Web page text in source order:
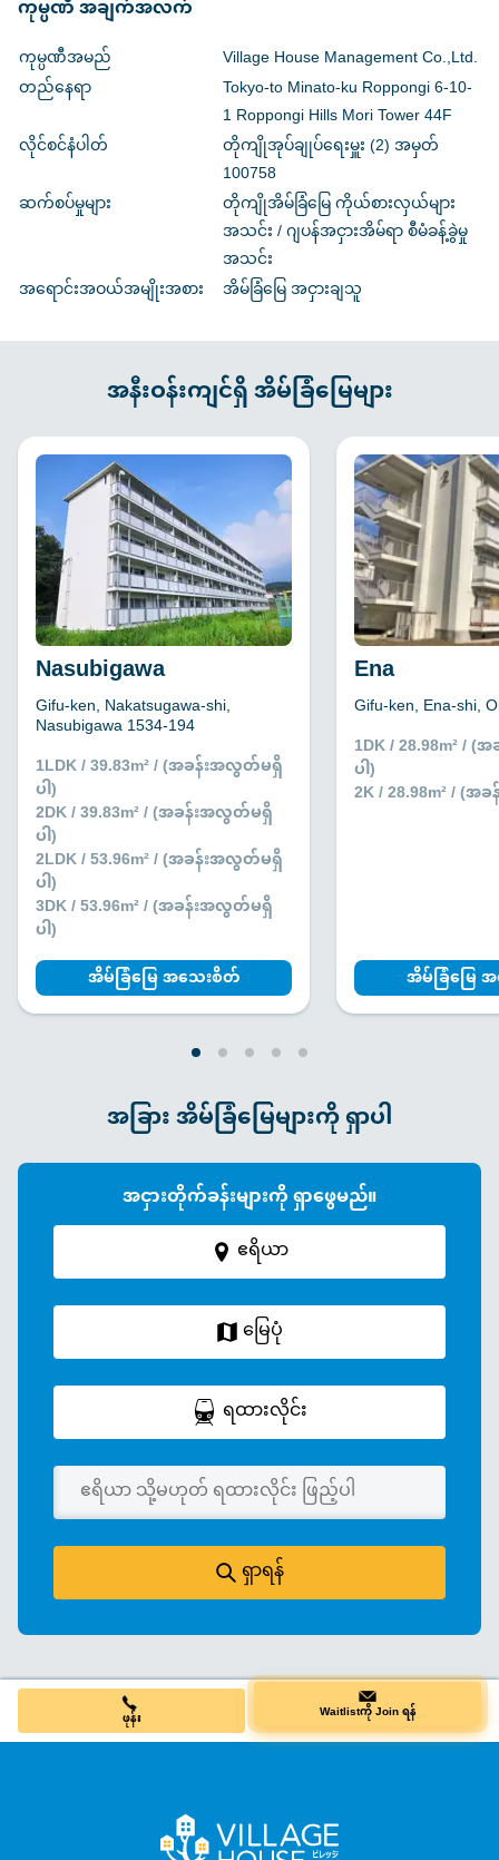
ကုမ္ပဏီ အချက်အလက်
ကုမ္ပဏီအမည်
Village House Management Co.,Ltd.
တည်နေရာ
Tokyo-to Minato-ku Roppongi 6-10-
1 Roppongi Hills Mori Tower 44F
လိုင်စင်နံပါတ်
တိုကျိုအုပ်ချုပ်ရေးမှူး (2) အမှတ်
100758
ဆက်စပ်မှုများ
တိုကျိုအိမ်ခြံမြေ ကိုယ်စားလှယ်များ
အသင်း / ဂျပန်အငှားအိမ်ရာ စီမံခန့်ခွဲမှု
အသင်း
အရောင်းအဝယ်အမျိုးအစား
အိမ်ခြံမြေ အငှားချသူ
အနီးဝန်းကျင်ရှိ အိမ်ခြံမြေများ
Nasubigawa
Gifu-ken, Nakatsugawa-shi,
Nasubigawa 1534-194
1LDK / 39.83m² / (အခန်းအလွတ်မရှိ
ပါ)
2DK / 39.83m² / (အခန်းအလွတ်မရှိ
ပါ)
2LDK / 53.96m² / (အခန်းအလွတ်မရှိ
ပါ)
3DK / 53.96m² / (အခန်းအလွတ်မရှိ
ပါ)
အိမ်ခြံမြေ အသေးစိတ်
Ena
Gifu-ken, Ena-shi,
1DK / 28.98m² /
ပါ)
2K / 28.98m² / (
အိမ်ခြံမြေ
အခြား အိမ်ခြံမြေများကို ရှာပါ
အငှားတိုက်ခန်းများကို ရှာဖွေမည်။
ဧရိယာ
မြေပုံ
ရထားလိုင်း
ရှာရန်
ဖုန်း Waitlistကို Join ရန်